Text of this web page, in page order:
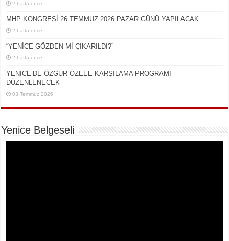
2 hafta önce
MHP KONGRESİ 26 TEMMUZ 2026 PAZAR GÜNÜ YAPILACAK
2 hafta önce
“YENİCE GÖZDEN Mİ ÇIKARILDI?”
2 hafta önce
YENİCE’DE ÖZGÜR ÖZEL’E KARŞILAMA PROGRAMI
DÜZENLENECEK
03 Temmuz 2026
Yenice Belgeseli